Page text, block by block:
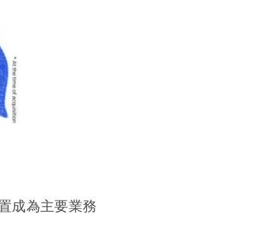
成為主要業務